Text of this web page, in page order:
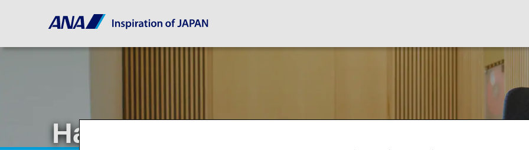
Hangzhou Havaalanı Lounge'u